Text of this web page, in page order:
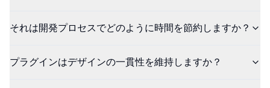
それは開発プロセスでどのように時間を節約しますか？
プラグインはデザインの一貫性を維持しますか？